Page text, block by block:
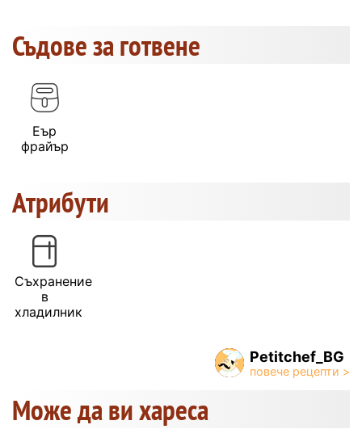
Съдове за готвене
Еър
фрайър
Атрибути
Съхранение
в
хладилник
Petitchef_BG
Може да ви хареса